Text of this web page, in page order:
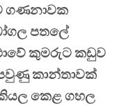
ගණනාවක
පතලේ
කුමරුට කඩුව
කාන්තාවක්
කෙළ ගහල